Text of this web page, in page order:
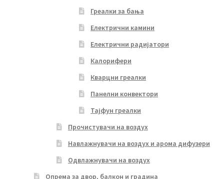
Греалки за бања
Електрични камини
Електрични радијатори
Калорифери
Кварцни греалки
Панелни конвектори
Тајфун греалки
Прочистувачи на воздух
Навлажнувачи на воздух и арома дифузери
Одвлажнувачи на воздух
Опрема за двор, балкон и градина